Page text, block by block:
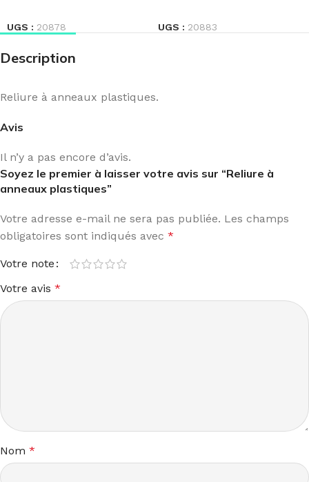
UGS : 20878 UGS : 20883
Description
Reliure à anneaux plastiques.
Avis
Il n’y a pas encore d’avis.
Soyez le premier à laisser votre avis sur “Reliure à
anneaux plastiques”
Votre adresse e-mail ne sera pas publiée. Les champs
obligatoires sont indiqués avec *
Votre note
Votre avis *
Nom *